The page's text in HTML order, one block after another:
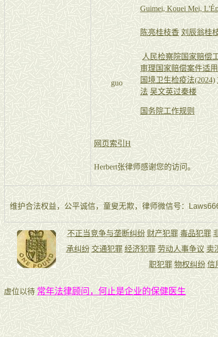
Guimei, Kouei Mei,
陈亮桂枝香 刘辰翁桂
guo
人民检察院国家赔偿
审理国家赔偿案件适
国境卫生检疫法(2024)
法 吴文英过秦楼
国务院工作规则
网页索引H
Herbert张律师感谢您的访问。
维护合法权益，公平诚信，童叟无欺，律师微信号：
虚位以待常年法律顾问，何止是企业的保健医生